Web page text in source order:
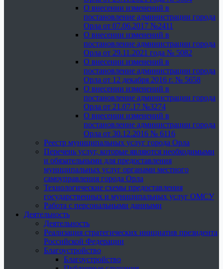
О внесении изменений в
постановление администрации города
Орла от 07.06.2017 №2411
О внесении изменений в
постановление администрации города
Орла от 29.11.2021 года № 5082
О внесении изменений в
постановление администрации города
Орла от 12 декабря 2016 г. № 5658
О внесении изменений в
постановление администрации города
Орла от 21.07.17 №3274
О внесении изменений в
постановление администрации города
Орла от 30.12.2016 № 6116
Реестр муниципальных услуг города Орла
Перечень услуг, которые являются необходимыми
и обязательными для предоставления
муниципальных услуг органами местного
самоуправления города Орла
Технологические схемы предоставления
государственных и муниципальных услуг ОМСУ
Работа с персональными данными
Деятельность
Деятельность
Реализация стратегических инициатив президента
Российской Федерации
Благоустройство
Благоустройство